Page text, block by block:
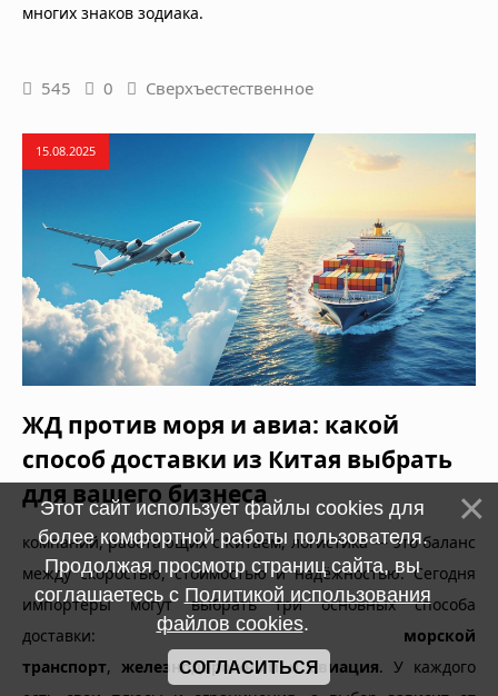
многих знаков зодиака.
545 0 Сверхъестественное
15.08.2025
ЖД против моря и авиа: какой
способ доставки из Китая выбрать
для вашего бизнеса
компаний, работающих с Китаем, логистика — это баланс
между скоростью, стоимостью и надёжностью. Сегодня
импортеры могут выбрать три основных способа
доставки: морской
транспорт, железнодорожныйиавиация. У каждого
Этот сайт использует файлы cookies для
более комфортной работы пользователя.
Продолжая просмотр страниц сайта, вы
соглашаетесь с Политикой использования
файлов cookies.
СОГЛАСИТЬСЯ